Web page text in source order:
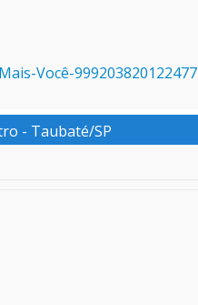
Você-999203820122477
- Taubaté/SP